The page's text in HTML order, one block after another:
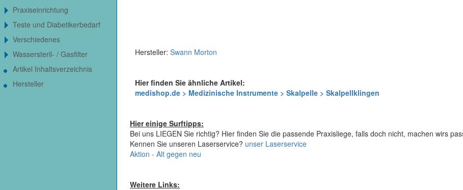
Hersteller: Swann Morton
Hier finden Sie ähnliche Artikel:
medishop.de > Medizinische Instrumente > Skalpelle > Skalpellklingen
Hier einige Surftipps:
Bei uns LIEGEN Sie richtig? Hier finden Sie die passende Praxisliege, falls doch nicht, machen wirs
Kennen Sie unseren Laserservice? unser Laserservice
Aktion - Alt gegen neu
Weitere Links:
Praxiseinrichtung
Teste und Diabetikerbedarf
Verschiedenes
Wassersteril- / Gasfilter
Artikel Inhaltsverzeichnis
Hersteller